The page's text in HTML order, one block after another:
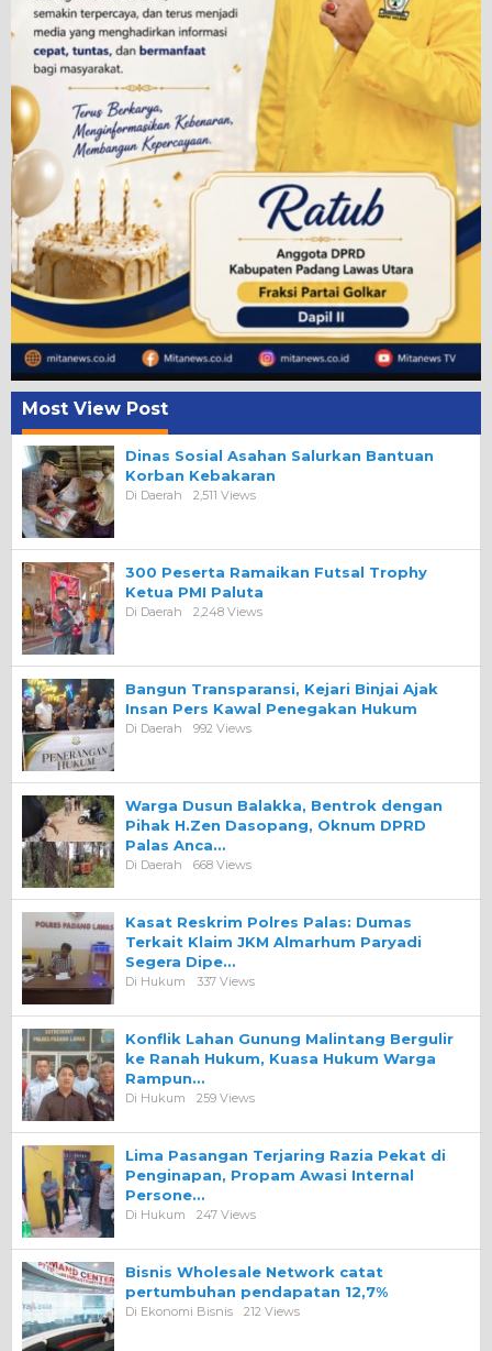
Most View Post
Dinas Sosial Asahan Salurkan Bantuan
Korban Kebakaran
Di Daerah 2,511 Views
300 Peserta Ramaikan Futsal Trophy
Ketua PMI Paluta
Di Daerah 2,248 Views
Bangun Transparansi, Kejari Binjai Ajak
Insan Pers Kawal Penegakan Hukum
Di Daerah 992 Views
Warga Dusun Balakka, Bentrok dengan
Pihak H.Zen Dasopang, Oknum DPRD
Palas Anca…
Di Daerah 668 Views
Kasat Reskrim Polres Palas: Dumas
Terkait Klaim JKM Almarhum Paryadi
Segera Dipe…
Di Hukum 337 Views
Konflik Lahan Gunung Malintang Bergulir
ke Ranah Hukum, Kuasa Hukum Warga
Rampun…
Di Hukum 259 Views
Lima Pasangan Terjaring Razia Pekat di
Penginapan, Propam Awasi Internal
Persone…
Di Hukum 247 Views
Bisnis Wholesale Network catat
pertumbuhan pendapatan 12,7%
Di Ekonomi Bisnis 212 Views